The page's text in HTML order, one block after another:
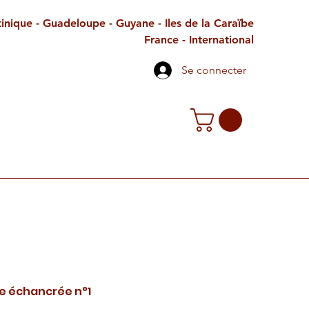
- Guadeloupe - Guyane - Iles de la Caraïbe
France - International
Se connecter
échancrée n°1